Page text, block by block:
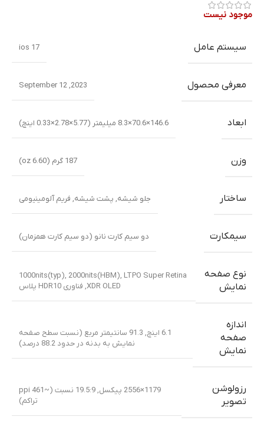
موجود نیست
سیستم عامل ios 17
معرفی محصول 2023, September 12
ابعاد 146.6×70.6×8.3 میلیمتر (5.77×2.78×0.33 اینچ)
وزن 187 گرم (6.60 oz)
ساختار جلو شیشه, پشت شیشه, فریم آلومینیومی
سیمکارت دو سیم کارت نانو (دو سیم کارت همزمان)
نوع صفحه
نمایش
1000nits(typ), 2000nits(HBM), LTPO Super Retina
XDR OLED
, فناوری HDR10 پلاس
اندازه
صفحه
نمایش
6.1 اینچ, 91.3 سانتیمتر مربع (نسبت سطح صفحه
نمایش به بدنه در حدود 88.2 درصد)
رزولوشن
تصویر
1179×2556 پیکسل, 19.5:9 نسبت (~461 ppi
تراکم)